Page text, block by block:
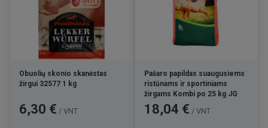
Obuolių skonio skanėstas
žirgui 32577 1 kg
Kaina
6,30 € / VNT
Pašaro papildas suaugusiems
ristūnams ir sportiniams
žirgams Kombi po 25 kg JG
Kaina
18,04 € / VNT